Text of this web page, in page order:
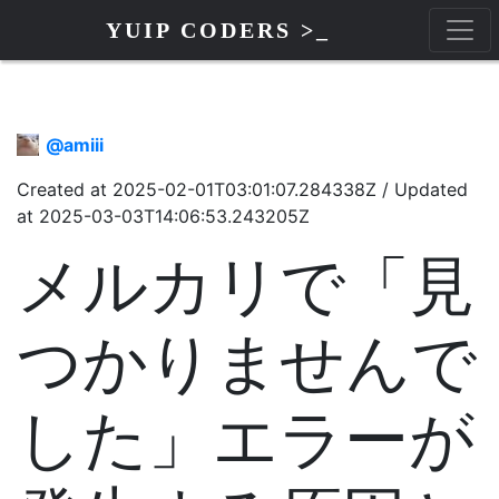
YUIP CODERS >_
@amiii
Created at 2025-02-01T03:01:07.284338Z / Updated
at 2025-03-03T14:06:53.243205Z
メルカリで「見
つかりませんで
した」エラーが